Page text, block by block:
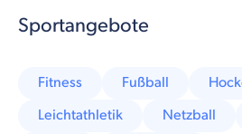
Sportangebote
Fitness Fußball
Leichtathletik
Netzball